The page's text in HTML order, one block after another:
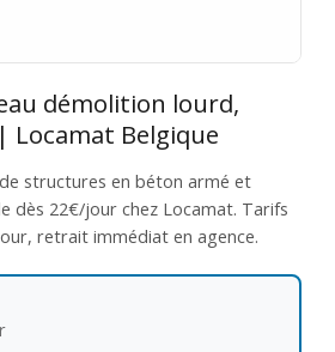
démolition lourd,
Locamat Belgique
structures en béton armé et
dès 22€/jour chez Locamat. Tarifs
retrait immédiat en agence.